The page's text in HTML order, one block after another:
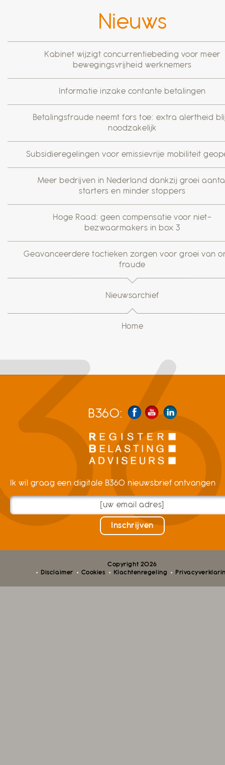
Nieuws
Kabinet wijzigt concurrentiebeding voor meer
bewegingsvrijheid werknemers
Informatie inzake contante betalingen
Betalingsfraude neemt fors toe: extra alertheid
noodzakelijk
Subsidieregelingen voor emissievrije mobiliteit
Meer bedrijven in Nederland dankzij groei
starters en minder stoppers
Hoge Raad: geen compensatie voor niet-
bezwaarmakers in box 3
Geavanceerdere tactieken zorgen voor groei van
fraude
Nieuwsarchief
Home
B360:
Ik wil graag een digitale B360 nieuwsbrief ontvangen
Copyright 2026
Disclaimer
Cookies Klachtenregeling